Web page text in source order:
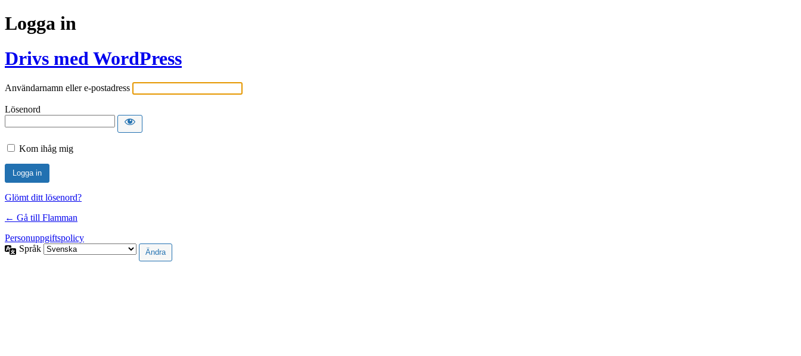
Logga in
Drivs med WordPress
Användarnamn eller e-postadress
Lösenord
Kom ihåg mig
Glömt ditt lösenord?
← Gå till Flamman
Personuppgiftspolicy
Språk